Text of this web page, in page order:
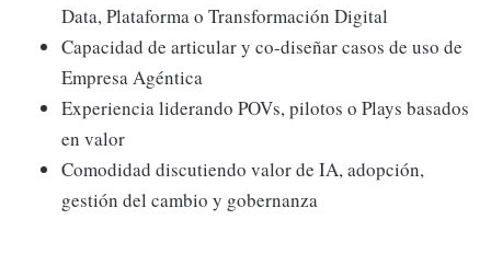
Data, Plataforma o Transformación Digital
Capacidad de articular y co-diseñar casos de uso de
Empresa Agéntica
Experiencia liderando POVs, pilotos o Plays basados
en valor
Comodidad discutiendo valor de IA, adopción,
gestión del cambio y gobernanza